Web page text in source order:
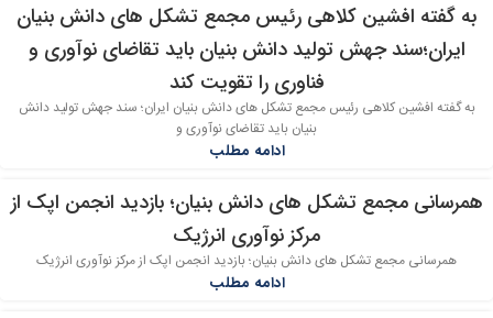
به گفته افشین کلاهی رئیس مجمع تشکل های دانش بنیان
ایران؛سند جهش تولید دانش بنیان باید تقاضای نوآوری و
فناوری را تقویت کند
به گفته افشین کلاهی رئیس مجمع تشکل های دانش بنیان ایران؛ سند جهش تولید دانش
بنیان باید تقاضای نوآوری و
ادامه مطلب
27
همرسانی مجمع تشکل های دانش بنیان؛ بازدید انجمن اپک از
مرکز نوآوری انرژیک
همرسانی مجمع تشکل های دانش بنیان؛ بازدید انجمن اپک از مرکز نوآوری انرژیک
ادامه مطلب